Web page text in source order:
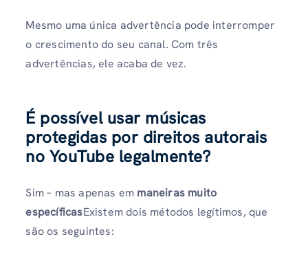
Mesmo uma única advertência pode interromper
o crescimento do seu canal. Com três
advertências, ele acaba de vez.
É possível usar músicas
protegidas por direitos autorais
no YouTube legalmente?
Sim – mas apenas em maneiras muito
específicasExistem dois métodos legítimos, que
são os seguintes: